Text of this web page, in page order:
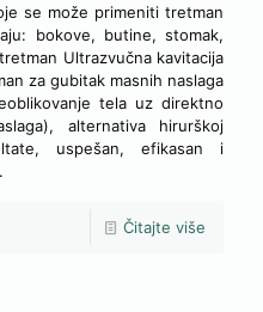
se može primeniti tretman
bokove, butine, stomak,
Ultrazvučna kavitacija
za gubitak masnih naslaga
tela uz direktno
alternativa hirurškoj
uspešan, efikasan i
Čitajte više